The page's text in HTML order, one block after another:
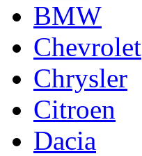
BMW
Chevrolet
Chrysler
Citroen
Dacia